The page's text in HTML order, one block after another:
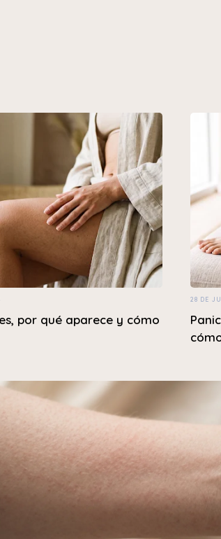
por qué aparece y cómo
28 DE